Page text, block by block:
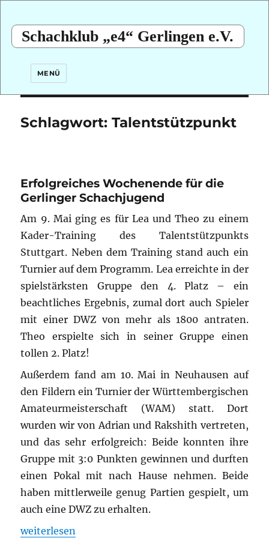
Schachklub „e4“ Gerlingen e.V.
MENÜ
Schlagwort:Talentstützpunkt
Erfolgreiches Wochenende für die
Gerlinger Schachjugend
Am 9. Mai ging es für Lea und Theo zu einem
Kader-Training des Talentstützpunkts
Stuttgart. Neben dem Training stand auch ein
Turnier auf dem Programm. Lea erreichte in der
spielstärksten Gruppe den 4. Platz – ein
beachtliches Ergebnis, zumal dort auch Spieler
mit einer DWZ von mehr als 1800 antraten.
Theo erspielte sich in seiner Gruppe einen
tollen 2. Platz!
Außerdem fand am 10. Mai in Neuhausen auf
den Fildern ein Turnier der Württembergischen
Amateurmeisterschaft (WAM) statt. Dort
wurden wir von Adrian und Rakshith vertreten,
und das sehr erfolgreich: Beide konnten ihre
Gruppe mit 3:0 Punkten gewinnen und durften
einen Pokal mit nach Hause nehmen. Beide
haben mittlerweile genug Partien gespielt, um
auch eine DWZ zu erhalten.
„Erfolgreiches Wochenende für die Gerlinger
weiterlesen